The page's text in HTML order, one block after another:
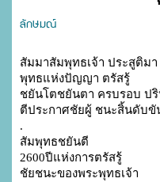
ลักษมณ์
สัมมาสัมพุทธเจ้า ประสูติมา
พุทธแห่งปัญญา ตรัสรู้
ชยันโตชยันตา ครบรอบ ป
ตีประกาศชัยผู้ ชนะสิ้นดับขั
.
สัมพุทธชยันตี
2600ปีแห่งการตรัสรู้
ชัยชนะของพระพุทธเจ้า